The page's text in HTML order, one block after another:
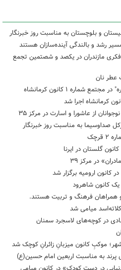
و بلوچستان به مناسبت روز خبرنگار
رشد و بالندگی آینده‌سازان هستند
مازندران در یکصد و شصتمین تجمع
عطر نان
شماره ۱ کانون کرمانشاه
از عاشورا و اسارت در مرکز ۳۵
صداوسیما به مناسبت روز خبرنگار
گلستان در ایرنا
در مرکز ۳۹
کانون ارومیه برگزار شد
یک کانون شاهرود
همراهان فرهنگ و تربیت هستند.
میامی شد
در کوچه‌های لاسجرد سمنان
موکبِ کانون میزبانِ زائرانِ کوچک شد
به مناسبت اربعین امام حسین(ع)